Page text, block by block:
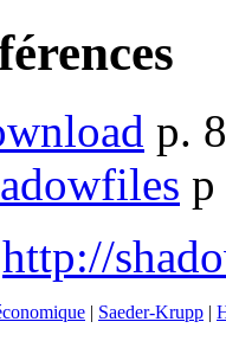
p.
p
http://
| Saeder-Krupp |